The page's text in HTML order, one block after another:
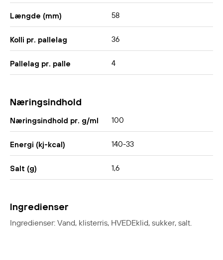
Længde (mm) 58
Kolli pr. pallelag 36
Pallelag pr. palle 4
Næringsindhold
Næringsindhold pr. g/ml 100
Energi (kj-kcal) 140-33
Salt (g) 1,6
Ingredienser
Ingredienser: Vand, klisterris, HVEDEklid, sukker, salt.